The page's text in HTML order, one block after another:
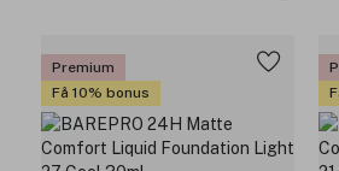
Premium
Få 10% bonus